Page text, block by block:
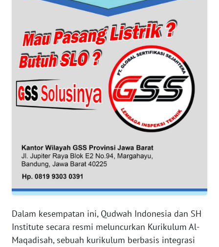
Dalam kesempatan ini, Qudwah Indonesia dan SH
Institute secara resmi meluncurkan Kurikulum Al-
Maqadisah, sebuah kurikulum berbasis integrasi
WN
PAPUA
WN
PAPUA
BARAT
WN
SERAMBI
JAMBI
WN
SULTRA